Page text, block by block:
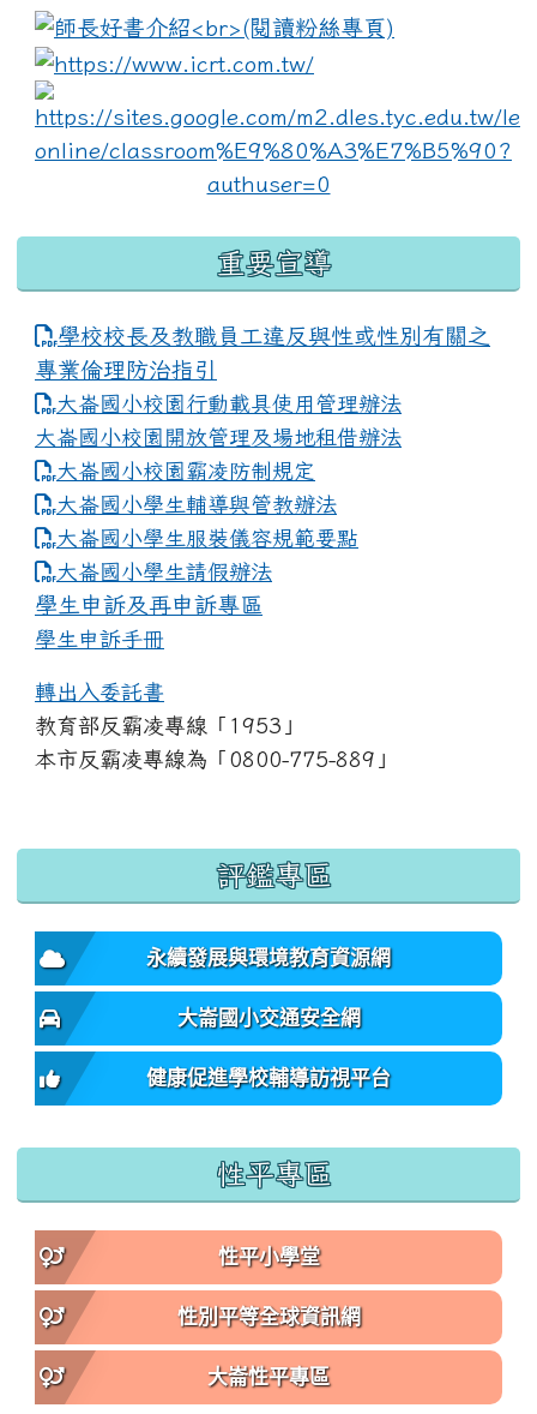
link to https://
重要宣導
學校校長及教職員工違反與性或性別有關之
專業倫理防治指引
大崙國小校園行動載具使用管理辦法
大崙國小校園開放管理及場地租借辦法
大崙國小校園霸凌防制規定
大崙國小學生輔導與管教辦法
大崙國小學生服裝儀容規範要點
link to https://www.dles.tyc.edu.tw/uploads/
大崙國小學生請假辦法
學生申訴及再申訴專區
學生申訴手冊
轉出入委託書
教育部反霸凌專線「1953」
本市反霸凌專線為「0800-775-889」
:::
評鑑專區
永續發展與環境教育資源網
大崙國小交通安全網
健康促進學校輔導訪視平台
性平專區
性平小學堂
性別平等全球資訊網
大崙性平專區